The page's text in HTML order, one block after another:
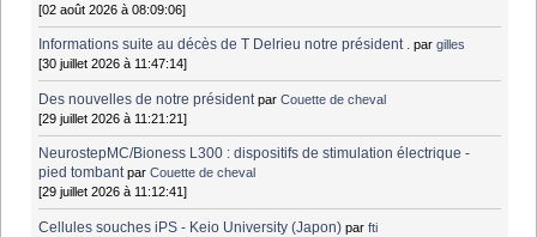
[02 août 2026 à 08:09:06]
Informations suite au décès de T Delrieu notre président . pargilles
[30 juillet 2026 à 11:47:14]
Des nouvelles de notre président parCouette de cheval
[29 juillet 2026 à 11:21:21]
NeurostepMC/Bioness L300 : dispositifs de stimulation électrique -
pied tombant parCouette de cheval
[29 juillet 2026 à 11:12:41]
Cellules souches iPS - Keio University (Japon) parfti